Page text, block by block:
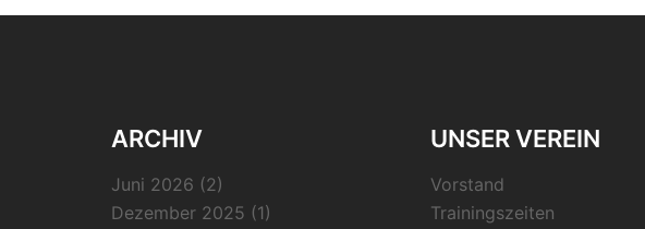
ARCHIV
Juni 2026 (2)
Dezember 2025 (1)
UNSER VEREIN
Vorstand
Trainingszeiten